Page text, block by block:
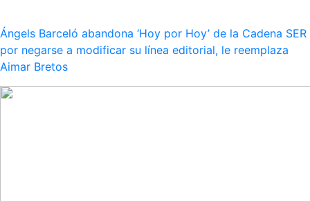
Ángels Barceló abandona ‘Hoy por Hoy’ de la Cadena SER
por negarse a modificar su línea editorial, le reemplaza
Aimar Bretos